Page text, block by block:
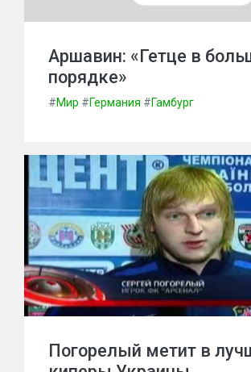
Аршавин: «Гетце в
порядке»
#Мир #Германия #Гамбург
Погорелый метит в